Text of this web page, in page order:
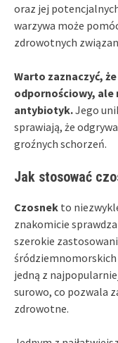
oraz jej
warzywa może
zdrowotnych
Warto zaznaczyć,
odpornościowy, ale
antybiotyk.Jego
sprawiają, że
groźnych schorzeń.
Jak stosować
Czosnek to
znakomicie
szerokie
jedną z
surowo, co pozwala
zdrowotne.